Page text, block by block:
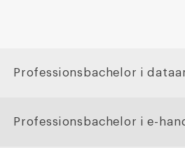
Professionsbachelor i
Professionsbachelor i e-